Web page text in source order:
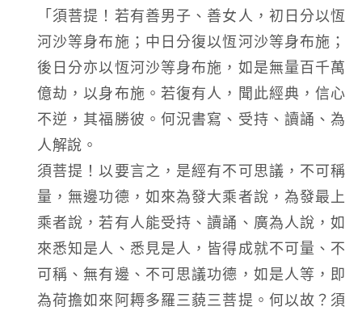
「須菩提！若有善男子、善女人，初日分以恆
河沙等身布施；中日分復以恆河沙等身布施；
後日分亦以恆河沙等身布施，如是無量百千萬
億劫，以身布施。若復有人，聞此經典，信心
不逆，其福勝彼。何況書寫、受持、讀誦、為
人解說。
須菩提！以要言之，是經有不可思議，不可稱
量，無邊功德，如來為發大乘者說，為發最上
乘者說，若有人能受持、讀誦、廣為人說，如
來悉知是人、悉見是人，皆得成就不可量、不
可稱、無有邊、不可思議功德，如是人等，即
為荷擔如來阿耨多羅三藐三菩提。何以故？須